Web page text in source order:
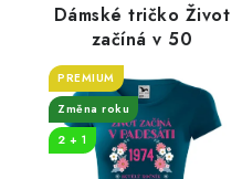
Dámské tričko Život
začíná v 50
PREMIUM
Změna roku
2 + 1